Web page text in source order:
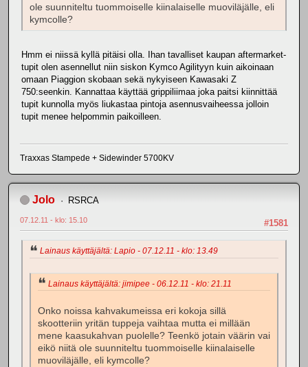
ole suunniteltu tuommoiselle kiinalaiselle muoviläjälle, eli
kymcolle?
Hmm ei niissä kyllä pitäisi olla. Ihan tavalliset kaupan aftermarket-
tupit olen asennellut niin siskon Kymco Agilityyn kuin aikoinaan
omaan Piaggion skobaan sekä nykyiseen Kawasaki Z
750:seenkin. Kannattaa käyttää grippiliimaa joka paitsi kiinnittää
tupit kunnolla myös liukastaa pintoja asennusvaiheessa jolloin
tupit menee helpommin paikoilleen.
Traxxas Stampede + Sidewinder 5700KV
Jolo RSRCA
#1581
07.12.11 - klo: 15.10
Lainaus käyttäjältä: Lapio - 07.12.11 - klo: 13.49
Lainaus käyttäjältä: jimipee - 06.12.11 - klo: 21.11
Onko noissa kahvakumeissa eri kokoja sillä
skootteriin yritän tuppeja vaihtaa mutta ei millään
mene kaasukahvan puolelle? Teenkö jotain väärin vai
eikö niitä ole suunniteltu tuommoiselle kiinalaiselle
muoviläjälle, eli kymcolle?